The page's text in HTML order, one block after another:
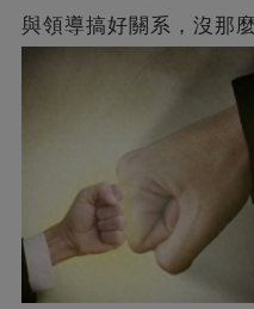
與領導搞好關系，沒那